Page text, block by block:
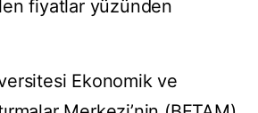
fiyatlar yüzünden
Ekonomik ve